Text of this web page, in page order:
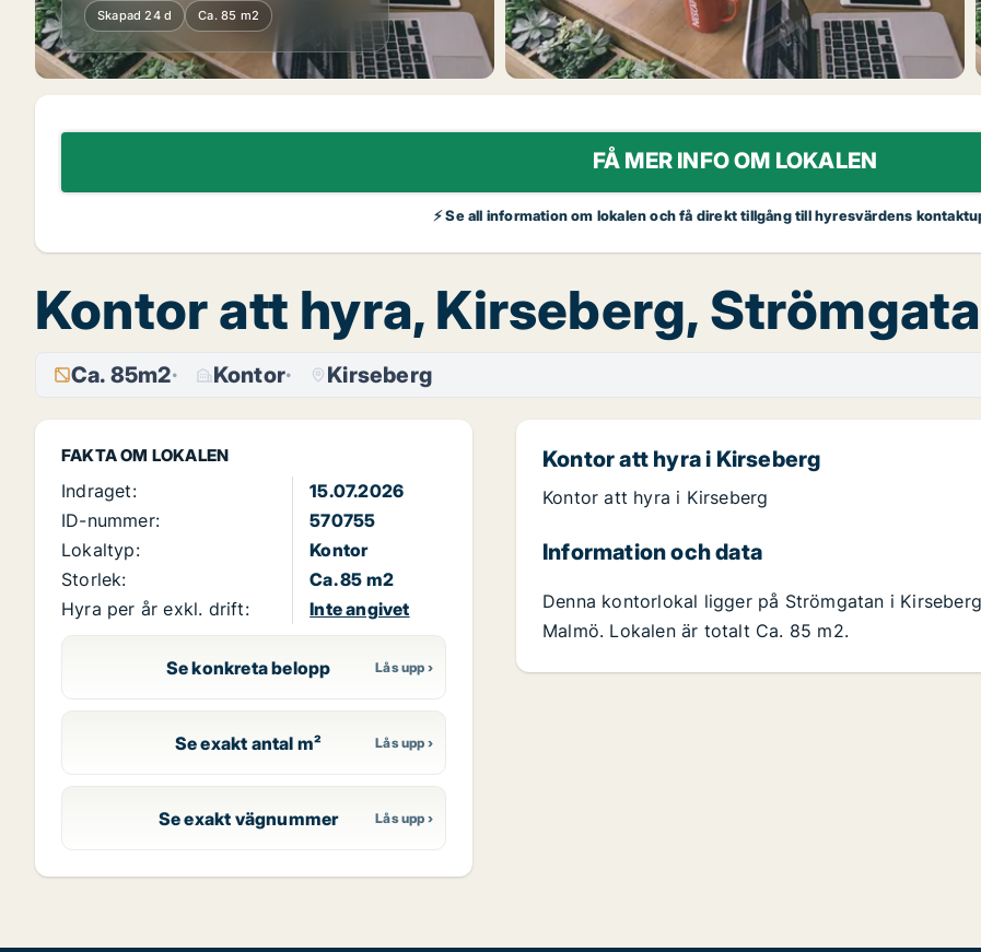
Skapad 24 d Ca. 85 m2
FÅ MER INFO OM LOKALEN
⚡ Se all information om lokalen och få direkt tillgång till hyresvärdens
Kontor att hyra, Kirseberg,
Ca. 85m2 Kontor Kirseberg
FAKTA OM LOKALEN
Indraget:
15.07.2026
ID-nummer:
570755
Lokaltyp:
Kontor
Storlek:
Ca. 85 m2
Hyra per år exkl. drift:
Inte angivet
Se konkreta belopp
Se exakt antal m²
Se exakt vägnummer
Kontor att hyra i Kirseberg
Kontor att hyra i Kirseberg
Information och data
Denna kontorlokal ligger på Strömgatan i
Malmö. Lokalen är totalt Ca. 85 m2.